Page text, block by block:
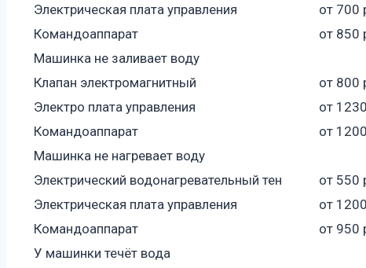
Электрическая плата управления
от 700
Командоаппарат
от 850
Машинка не заливает воду
Клапан электромагнитный
от 800
Электро плата управления
от
Командоаппарат
от
Машинка не нагревает воду
Электрический водонагревательный тен
от 550
Электрическая плата управления
от
Командоаппарат
от 950
У машинки течёт вода